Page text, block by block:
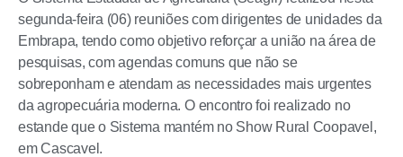
segunda-feira (06) reuniões com dirigentes de unidades da
Embrapa, tendo como objetivo reforçar a união na área de
pesquisas, com agendas comuns que não se
sobreponham e atendam as necessidades mais urgentes
da agropecuária moderna. O encontro foi realizado no
estande que o Sistema mantém no Show Rural Coopavel,
em Cascavel.